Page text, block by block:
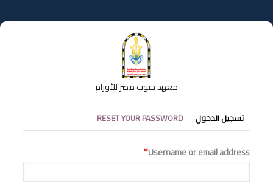
إلى
المحتوى
معهد جنوب مصر للأورام
التبويبات
الأساسية
تسجيل الدخول RESET YOUR PASSWORD
Username or email address